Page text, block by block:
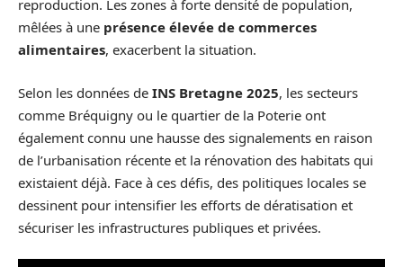
reproduction. Les zones à forte densité de population,
mêlées à une présence élevée de commerces
alimentaires, exacerbent la situation.
Selon les données de INS Bretagne 2025, les secteurs
comme Bréquigny ou le quartier de la Poterie ont
également connu une hausse des signalements en raison
de l’urbanisation récente et la rénovation des habitats qui
existaient déjà. Face à ces défis, des politiques locales se
dessinent pour intensifier les efforts de dératisation et
sécuriser les infrastructures publiques et privées.